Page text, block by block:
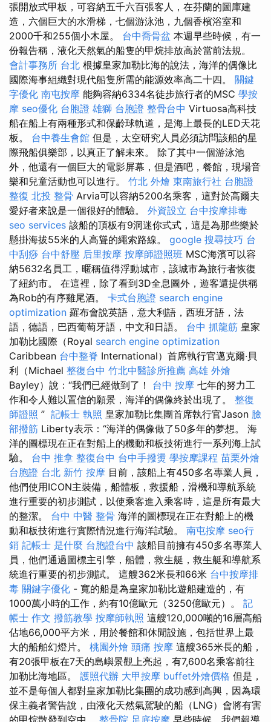
張開放式甲板，可容納五千六百張客人，在芬蘭的圖庫建
造，六個巨大的水滑梯，七個游泳池，九個香檳浴室和
2000千和255個小木屋。 台中喬骨盆 本週早些時候，有一
份報告稱，液化天然氣的船隻的甲烷排放高於當前法規。
會計事務所 台北 根據皇家加勒比海的說法，海洋的偶像比
國際海事組織對現代船隻所需的能源效率高二十四。 關鍵
字優化 南屯按摩 能夠容納6334名徒步旅行者的MSC 學按
摩 seo優化 台胞證 雄獅 台胞證 整骨台中 Virtuosa高科技
船在船上有兩種形式和保齡球軌道，是海上最長的LED天花
板。 台中養生會館 但是，太空研究人員必須訪問該船的星
際飛船俱樂部，以真正了解未來。 除了其中一個游泳池
外，他還有一個巨大的電影屏幕，但是酒吧，餐館，現場音
樂和兒童活動也可以進行。 竹北 外燴 東南旅行社 台胞證
整復 北投 整骨 Arvia可以容納5200名乘客，這對於高爾夫
愛好者來說是一個很好的體驗。 外資設立 台中按摩排毒
seo services 該船的頂板有9洞迷你式式，這是為那些樂於
懸掛海拔55米的人高聳的繩索路線。 google 搜尋技巧 台
中刮痧 台中舒壓 后里按摩 按摩師證照班 MSC海濱可以容
納5632名員工，暱稱值得浮動城市，該城市為旅行者恢復
了紐約市。 在這裡，除了看到3D全息圖外，遊客還提供稱
為Rob的有序雞尾酒。 卡式台胞證 search engine
optimization 羅布會說英語，意大利語，西班牙語，法
語，德語，巴西葡萄牙語，中文和日語。 台中 抓龍筋 皇家
加勒比國際（Royal search engine optimization
Caribbean 台中整脊 International）首席執行官邁克爾·貝
利（Michael 整復台中 竹北中醫診所推薦 高雄 外燴
Bayley）說：“我們已經做到了！ 台中 按摩 七年的努力工
作和令人難以置信的願景，海洋的偶像終於出現了。 整復
師證照 ” 記帳士 執照 皇家加勒比集團首席執行官Jason 臉
部撥筋 Liberty表示：“海洋的偶像做了50多年的夢想。 海
洋的圖標現在正在對船上的機動和板技術進行一系列海上試
驗。 台中 推拿 整復台中 台中手撥燙 學按摩課程 苗栗外燴
台胞證 台北 新竹 按摩 目前，該船上有450多名專業人員，
他們使用ICON主裝備，船體板，救援船，滑機和導航系統
進行重要的初步測試，以使乘客進入乘客時，這是所有最大
的整潔。 台中 中醫 整骨 海洋的圖標現在正在對船上的機
動和板技術進行實際情況進行海洋試驗。 南屯按摩 seo行
銷 記帳士 是什麼 台胞證台中 該船目前擁有450多名專業人
員，他們通過圖標主引擎，船體，救生艇，救生艇和導航系
統進行重要的初步測試。 這艘362米長和66米 台中按摩排
毒 關鍵字優化 - 寬的船是為皇家加勒比遊船建造的，有
1000萬小時的工作，約有10億歐元（3250億歐元）。 記
帳士 作文 撥筋教學 按摩師執照 這艘120,000噸的16層高船
佔地66,000平方米，用於餐館和休閒設施，包括世界上最
大的船舶幻燈片。 桃園外燴 頭痛 按摩 這艘365米長的船，
有20張甲板在7天的島嶼景觀上亮起，有7,600名乘客前往
加勒比海地區。 護照代辦 大甲按摩 buffet外燴價格 但是，
並不是每個人都對皇家加勒比集團的成功感到高興，因為環
保主義者警告說，由液化天然氣駕駛的船（LNG）會將有害
的甲烷散發到空中。 整骨院 足底按摩 早些時候，我們報導